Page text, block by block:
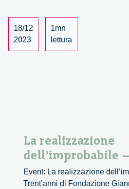
18/12
2023
1mn
lettura
La realizzazione
dell’improbabile
Event: La realizzazione
Trent’anni di Fondazione